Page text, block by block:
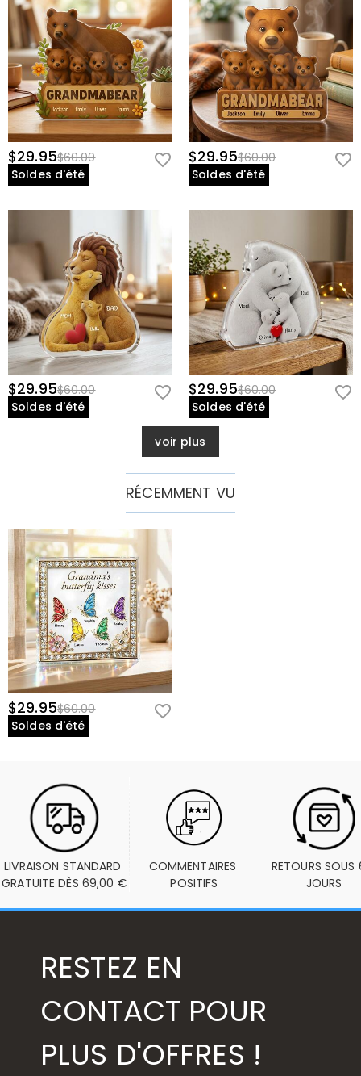
$29.95$60.00
Soldes d'été
$29.95$60.00
Soldes d'été
$29.95$60.00
Soldes d'été
$29.95$60.00
Soldes d'été
voir plus
RÉCEMMENT VU
$29.95$60.00
Soldes d'été
LIVRAISON STANDARD
GRATUITE DÈS 69,00 €
COMMENTAIRES
POSITIFS
RETOURS SOUS
JOURS
RESTEZ EN
CONTACT POUR
PLUS D'OFFRES !